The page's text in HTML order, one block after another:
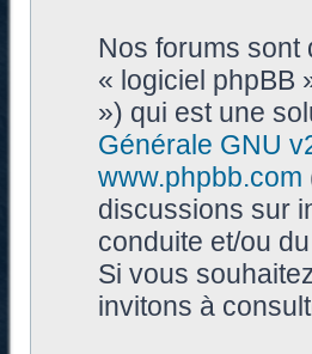
Nos forums sont
« logiciel phpBB
») qui est une
Générale GNU
www.phpbb.com
discussions sur
conduite et/ou
Si vous
invitons à